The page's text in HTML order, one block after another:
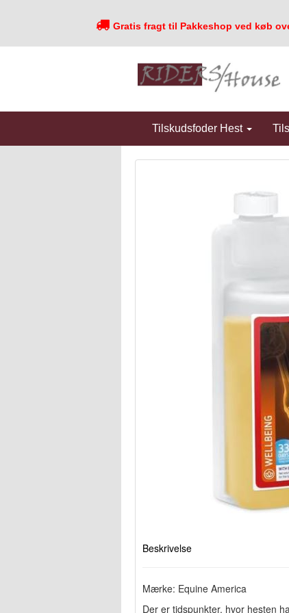
Gratis fragt til Pakkeshop ved køb
Tilskudsfoder Hest
Beskrivelse
Mærke: Equine America
Der er tidspunkter, hvor hesten